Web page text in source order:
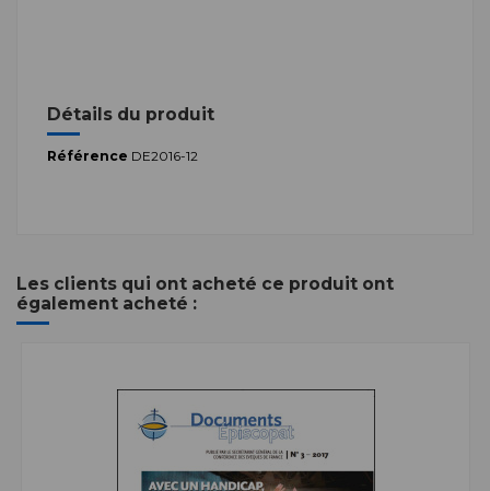
Détails du produit
Référence DE2016-12
Les clients qui ont acheté ce produit ont
également acheté :